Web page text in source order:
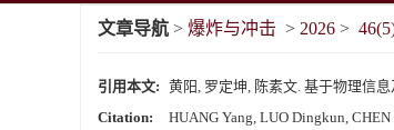
文章导航 > 爆炸与冲击 > 2026 >
引用本文: 黄阳, 罗定坤, 陈素文. 基于物理信
Citation:
HUANG Yang, LUO Dingkun,